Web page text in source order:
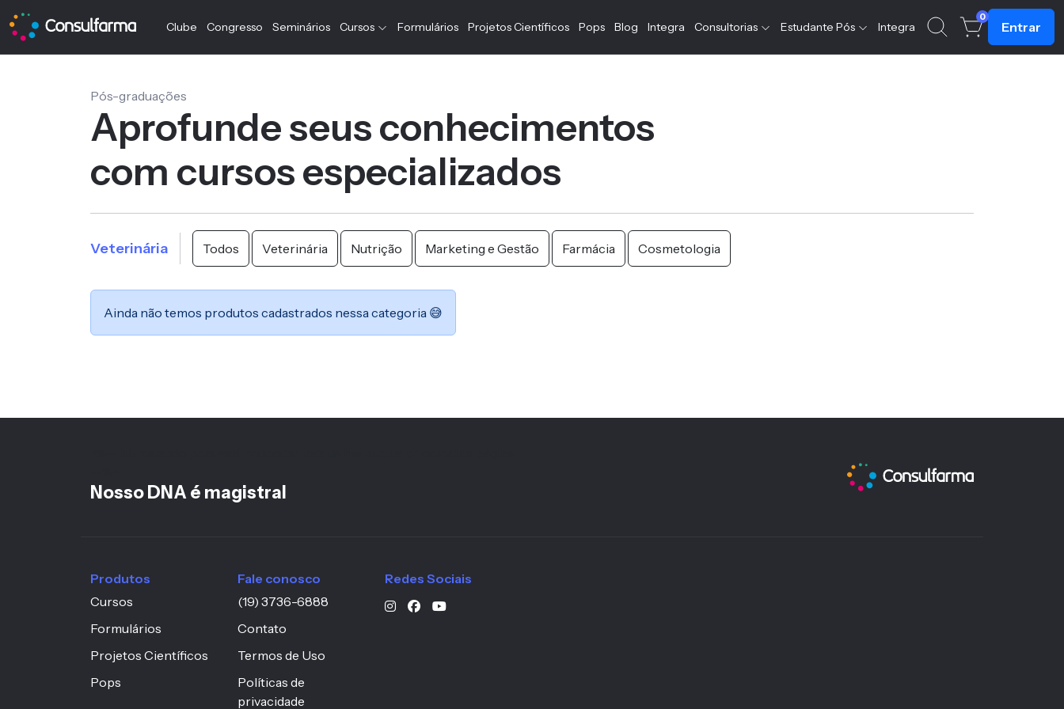
Clube Congresso Seminários Cursos Formulários Projetos Científicos Pops Blog Integra Consultorias Estudante Pós Integra
0
Entrar
Pós-graduações
Aprofunde seus conhecimentos
com cursos especializados
Veterinária Todos Veterinária Nutrição Marketing e Gestão Farmácia Cosmetologia
Ainda não temos produtos cadastrados nessa categoria 😅
Nosso DNA é magistral
Produtos
Cursos
Formulários
Projetos Científicos
Pops
Fale conosco
(19) 3736-6888
Contato
Termos de Uso
Políticas de
privacidade
Redes Sociais